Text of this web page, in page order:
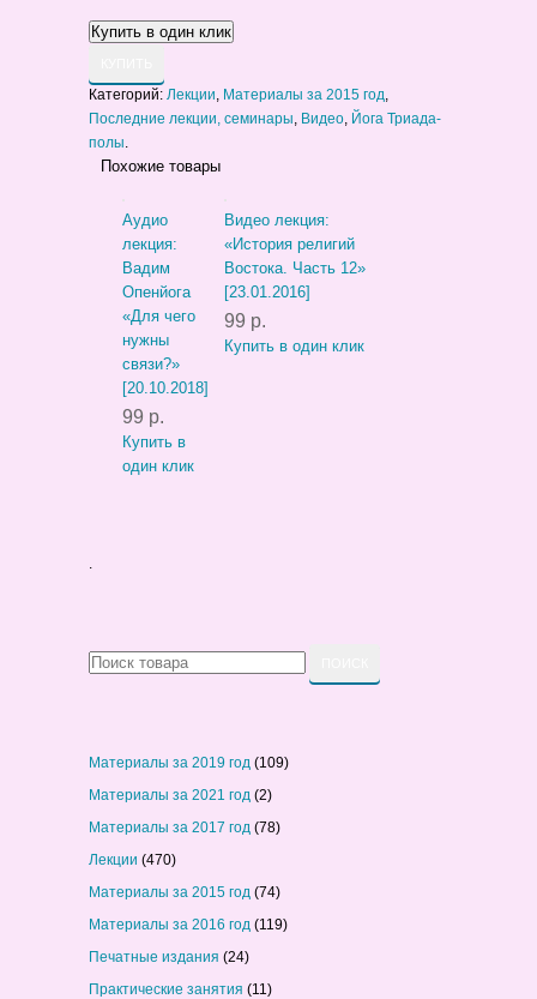
Категорий: Лекции, Материалы за 2015 год,
Последние лекции, семинары, Видео, Йога Триада-
полы.
Похожие товары
Аудио
лекция:
Вадим
Опенйога
«Для чего
нужны
связи?»
[20.10.2018]
99 р.
Купить в
один клик
Видео лекция:
«История религий
Востока. Часть 12»
[23.01.2016]
99 р.
Купить в один клик
.
Материалы за 2019 год (109)
Материалы за 2021 год (2)
Материалы за 2017 год (78)
Лекции (470)
Материалы за 2015 год (74)
Материалы за 2016 год (119)
Печатные издания (24)
Практические занятия (11)